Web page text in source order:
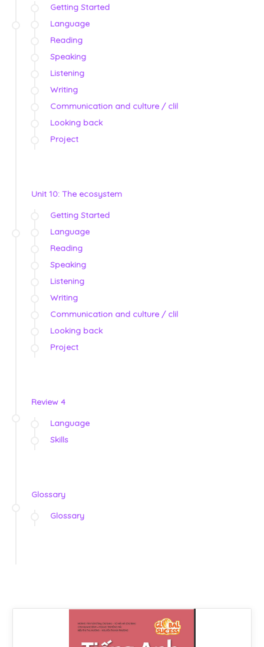
Getting Started
Language
Reading
Speaking
Listening
Writing
Communication and culture / clil
Looking back
Project
Unit 10: The ecosystem
Getting Started
Language
Reading
Speaking
Listening
Writing
Communication and culture / clil
Looking back
Project
Review 4
Language
Skills
Glossary
Glossary